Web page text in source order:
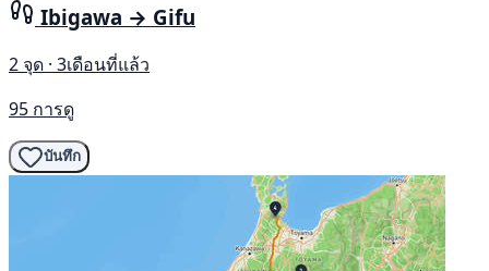
Ibigawa → Gifu
2 จุด · 3เดือนที่แล้ว
95 การดู
บันทึก